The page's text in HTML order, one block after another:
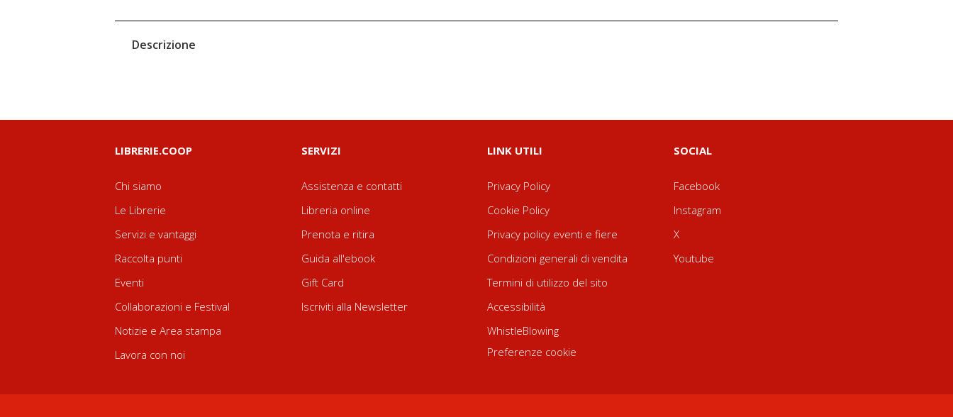
Descrizione
LIBRERIE.COOP
Chi siamo
Le Librerie
Servizi e vantaggi
Raccolta punti
Eventi
Collaborazioni e Festival
Notizie e Area stampa
Lavora con noi
SERVIZI
Assistenza e contatti
Libreria online
Prenota e ritira
Guida all'ebook
Gift Card
Iscriviti alla Newsletter
LINK UTILI
Privacy Policy
Cookie Policy
Privacy policy eventi e fiere
Condizioni generali di vendita
Termini di utilizzo del sito
Accessibilità
WhistleBlowing
Preferenze cookie
SOCIAL
Facebook
Instagram
X
Youtube